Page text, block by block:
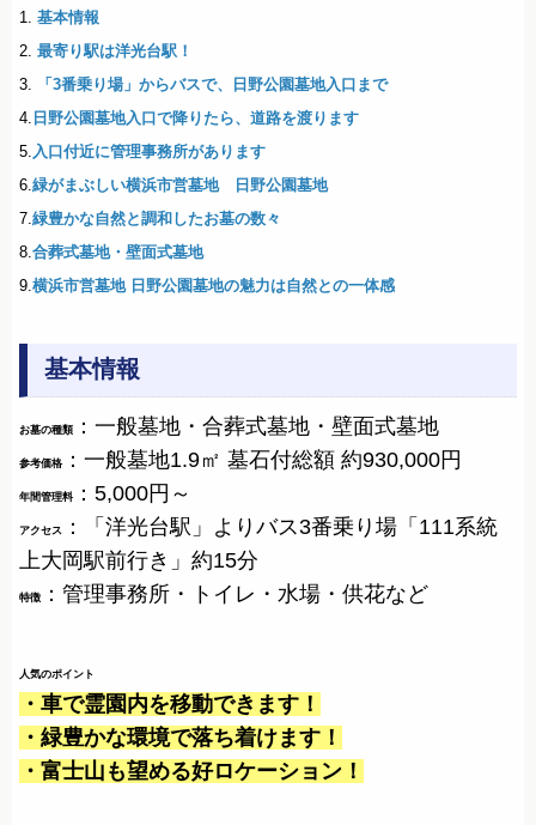
1. 基本情報
2. 最寄り駅は洋光台駅！
3.
「3番乗り場」からバスで、日野公園墓地入口まで
4. 日野公園墓地入口で降りたら、道路を渡ります
5. 入口付近に管理事務所があります
6. 緑がまぶしい横浜市営墓地 日野公園墓地
7. 緑豊かな自然と調和したお墓の数々
8. 合葬式墓地・壁面式墓地
9. 横浜市営墓地 日野公園墓地の魅力は自然との一体感
基本情報
お墓の種類 ：一般墓地・合葬式墓地・壁面式墓地
参考価格 ：一般墓地1.9㎡ 墓石付総額 約930,000円
年間管理料 ：5,000円～
アクセス
：「洋光台駅」よりバス3番乗り場「111系統
上大岡駅前行き」約15分
特徴 ：管理事務所・トイレ・水場・供花など
人気のポイント
・車で霊園内を移動できます！
・緑豊かな環境で落ち着けます！
・富士山も望める好ロケーション！